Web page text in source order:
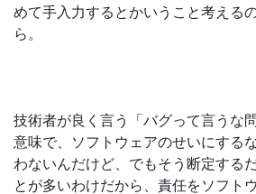
めて手入力するとかいうこと考える
ら。
技術者が良く言う「バグって言うな
意味で、ソフトウェアのせいにする
わないんだけど、でもそう断定する
とが多いわけだから、責任をソフト